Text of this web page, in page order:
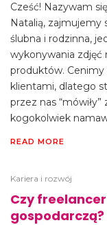
Cześć! Nazywam
Natalią, zajmujemy
ślubna i rodzinna,
wykonywania
produktów. Cenimy
klientami, dlatego
przez nas
kogokolwiek
READ MORE
Kariera i rozwój
Czy
gospodarczą?